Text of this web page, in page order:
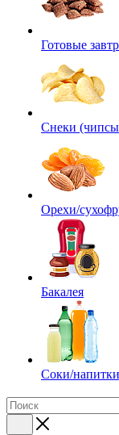
Готовые
Снеки
Орехи/
Бакалея
Соки/